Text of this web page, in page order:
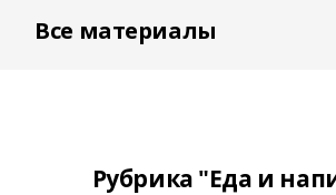
Все материалы
Рубрика "Еда и